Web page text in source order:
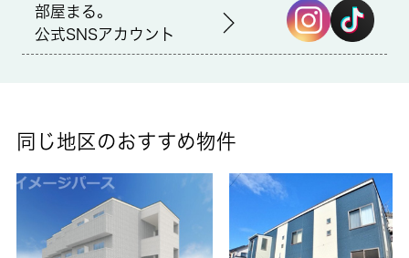
備考
かな地域情報と賃貸情報をご紹介いたします。お気軽にお問い合
部屋まる。
公式SNSアカウント
同じ地区のおすすめ物件